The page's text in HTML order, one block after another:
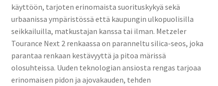
käyttöön, tarjoten erinomaista suorituskykyä sekä
urbaanissa ympäristössä että kaupungin ulkopuolisilla
seikkailuilla, matkustajan kanssa tai ilman. Metzeler
Tourance Next 2 renkaassa on paranneltu silica-seos, joka
parantaa renkaan kestävyyttä ja pitoa märissä
olosuhteissa. Uuden teknologian ansiosta rengas tarjoaa
erinomaisen pidon ja ajovakauden, tehden